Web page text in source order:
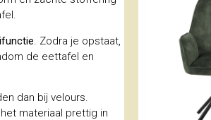
. Zodra je opstaat,
de eettafel en
dan bij velours.
materiaal prettig in